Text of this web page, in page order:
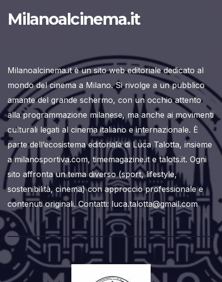
Milanoalcinema.it
Milanoalcinema.it è un sito web editoriale dedicato al
mondo del cinema a Milano. Si rivolge a un pubblico
amante del grande schermo, con un occhio attento
alla programmazione milanese, ma anche ai movimenti
culturali legati al cinema italiano e internazionale. È
parte dell’ecosistema editoriale di Luca Talotta, insieme
a milanosportiva.com, timemagazine.it e talots.it. Ogni
sito affronta un tema diverso (sport, lifestyle,
sostenibilità, cinema) con approccio professionale e
contenuti originali. Contatti: luca.talotta@gmail.com